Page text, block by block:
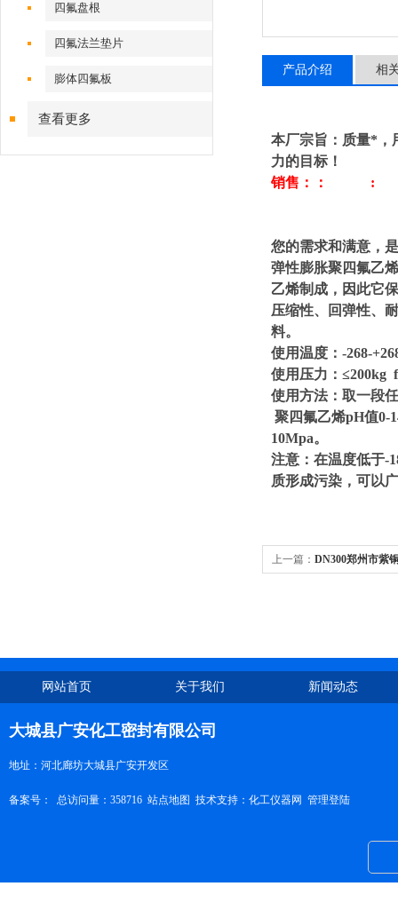
四氟盘根
四氟法兰垫片
膨体四氟板
查看更多
产品介绍 相
本厂宗旨：质量*，
力的目标！
销售：： :
您的需求和满意，
弹性膨胀聚四氟乙
乙烯制成，因此它
压缩性、回弹性、
料。
使用温度：-268-
使用压力：≤200kg
使用方法：取一段
聚四氟乙烯pH值0-
10Mpa。
注意：在温度低于-
质形成污染，可以
上一篇： DN300郑州市紫
网站首页 关于我们 新闻动态
大城县广安化工密封有限公司
地址：河北廊坊大城县广安开发区
备案号： 总访问量：358716 站点地图 技术支持： 化工仪器网 管理登陆